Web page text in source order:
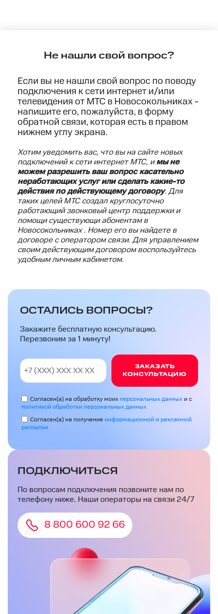
Не нашли свой вопрос?
Если вы не нашли свой вопрос по поводу
подключения к сети интернет и/или
телевидения от МТС в Новосокольниках -
напишите его, пожалуйста, в форму
обратной связи, которая есть в правом
нижнем углу экрана.
Хотим уведомить вас, что вы на сайте новых
подключений к сети интернет МТС, и мы не
можем разрешить ваш вопрос касательно
неработающих услуг или сделать какие-то
действия по действующему договору. Для
таких целей МТС создал круглосуточно
работающий звонковый центр поддержки и
помощи существующи абонентам в
Новосокольниках . Номер его вы найдете в
договоре с оператором связи. Для управлением
своим действующим договором воспользуйтесь
удобным личным кабинетом.
ОСТАЛИСЬ ВОПРОСЫ?
Закажите бесплатную консультацию.
Перезвоним за 1 минуту!
ЗАКАЗАТЬ
КОНСУЛЬТАЦИЮ
Согласен(а) на обработку моих персональных данных и с
политикой обработки персональных данных
Согласен(а) на получение информационной и рекламной
рассылки
ПОДКЛЮЧИТЬСЯ
По вопросам подключения позвоните нам по
телефону ниже. Наши операторы на связи 24/7
8 800 600 92 66